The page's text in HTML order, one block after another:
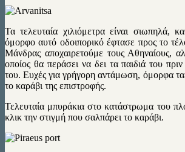
Τα τελευταία χιλιόμετρα είναι σιωπηλά,
όμορφο αυτό οδοιπορικό έφτασε προς το
Μάνδρας αποχαιρετούμε τους Αθηναίους,
οποίος θα περάσει να δει τα παιδιά του
του. Ευχές για γρήγορη αντάμωση, όμορφα
το καράβι της επιστροφής.
Τελευταία μπυράκια στο κατάστρωμα του
κλικ την στιγμή που σαλπάρει το καράβι.